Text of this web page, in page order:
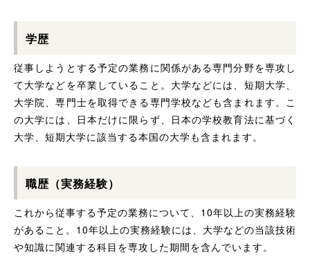
学歴
従事しようとする予定の業務に関係がある専門分野を専攻し
て大学などを卒業していること。大学などには、短期大学、
大学院、専門士を取得できる専門学校なども含まれます。こ
の大学には、日本だけに限らず、日本の学校教育法に基づく
大学、短期大学に該当する本国の大学も含まれます。
職歴（実務経験）
これから従事する予定の業務について、10年以上の実務経験
があること。10年以上の実務経験には、大学などの当該技術
や知識に関連する科目を専攻した期間を含んでいます。